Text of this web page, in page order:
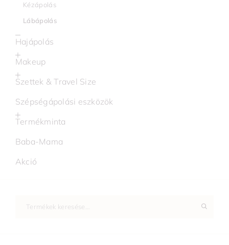
Kézápolás
Lábápolás
Hajápolás
Makeup
Szettek & Travel Size
Szépségápolási eszközök
Termékminta
Baba-Mama
Akció